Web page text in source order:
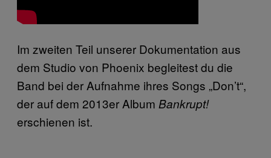
Im zweiten Teil unserer Dokumentation aus
dem Studio von Phoenix begleitest du die
Band bei der Aufnahme ihres Songs „Don’t“,
der auf dem 2013er Album Bankrupt!
erschienen ist.